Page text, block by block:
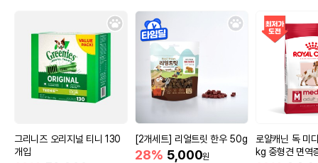
그리니즈 오리지널 티니 130
개입
[2개세트] 리얼트릿 한우 50g
28% 5,000원
로얄캐닌 독 미
kg 중형견 면역